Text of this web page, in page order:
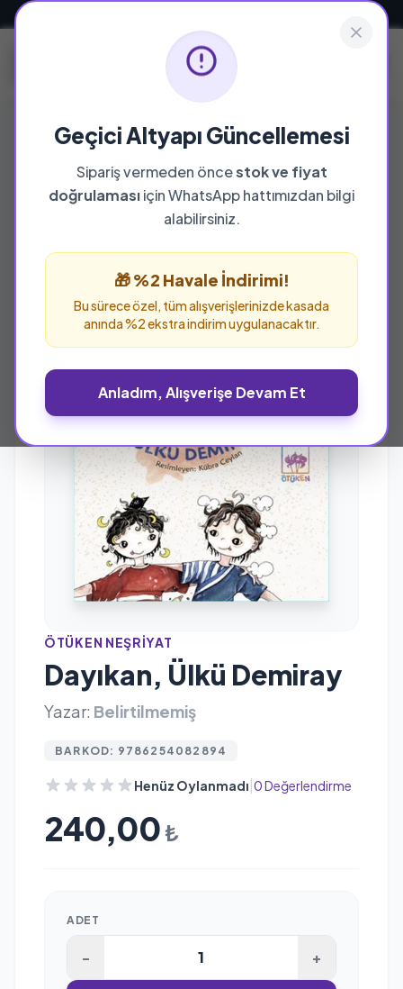
Geçici Altyapı Güncellemesi
Sipariş vermeden öncestok ve fiyat
doğrulamasıiçin WhatsApp hattımızdan bilgi
alabilirsiniz.
🎁 %2 Havale İndirimi!
Bu sürece özel, tüm alışverişlerinizde kasada
anında %2 ekstra indirim uygulanacaktır.
Anladım, Alışverişe Devam Et
ÖTÜKEN NEŞRIYAT
Dayıkan, Ülkü Demiray
Yazar: Belirtilmemiş
BARKOD: 9786254082894
Henüz Oylanmadı 0 Değerlendirme
240,00 ₺
ADET
- +